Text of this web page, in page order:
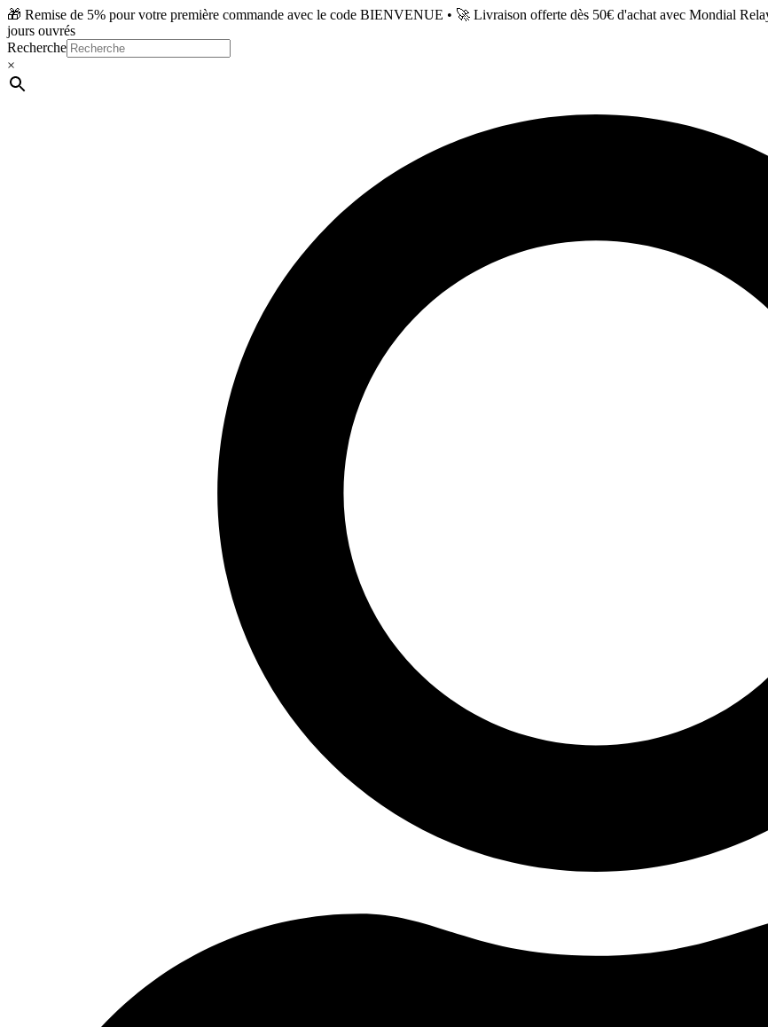
Aller
au
contenu
🎁 Remise de 5% pour votre première commande avec le code BIENVENUE • 🚀 Livraison offerte dès 50€ d'achat avec Mondial
jours ouvrés
Recherche
×